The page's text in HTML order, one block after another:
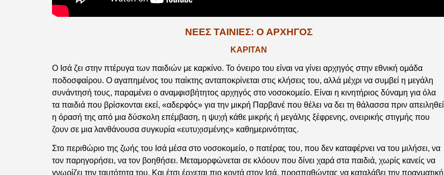
ΝΈΕΣ ΤΑΙΝΊΕΣ: Ο ΑΡΧΗΓΟΣ
KAPITAN
Ο Ισά ζει στην πτέρυγα των παιδιών με καρκίνο. Το όνειρο του είναι να γίνει αρχηγός στην εθνική ομάδα
ποδοσφαίρου. Ο αγαπημένος του παίκτης ανταποκρίνεται στις κλήσεις του, αλλά μέχρι να συμβεί η μεγάλη
συνάντησή τους, παραμένει ο αναμφισβήτητος αρχηγός στο νοσοκομείο. Είναι η κινητήριος δύναμη για όλα
τα παιδιά που βρίσκονται εκεί, «αδερφός» για την μικρή Παρβανέ που θέλει να δει τη θάλασσα πριν απειληθεί
η όρασή της από μια δύσκολη επέμβαση, η ψυχή κάθε μικρής ή μεγάλης ξέφρενης, ονειρικής στιγμής που
ζουν σε μια λανθάνουσα συγκυρία «ευτυχισμένης» καθημερινότητας.
Στο περιθώριο της ζωής του Ισά μέσα στο νοσοκομείο, ο πατέρας του, που δεν καταφέρνει να του μιλήσει, να
τον παρηγορήσει, να τον βοηθήσει. Μεταμορφώνεται σε κλόουν που δίνει χαρά στα παιδιά, χωρίς κανείς να
γνωρίζει την ταυτότητα του. Και έτσι έρχεται πιο κοντά στον Ισά, προσπαθώντας να καταλάβει την πραγματική